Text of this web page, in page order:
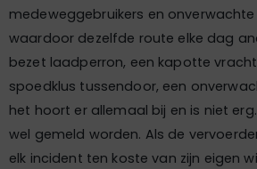
medeweggebruikers en
waardoor dezelfde route elke dag
bezet laadperron, een kapotte
spoedklus tussendoor, een
het hoort er allemaal bij en is niet
wel gemeld worden. Als de
elk incident ten koste van zijn eigen